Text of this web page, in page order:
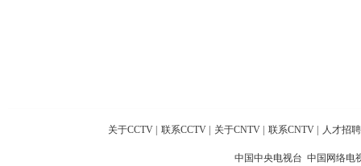
关于CCTV 联系CCTV 关于CNTV 联系CNTV 人才招聘
中国中央电视台 中国网络电